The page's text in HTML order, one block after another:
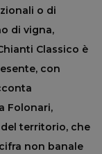
o di
di vigna,
Classico è
con
Folonari,
territorio, che
non banale